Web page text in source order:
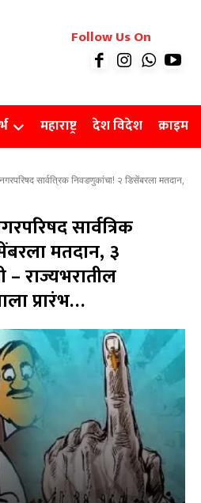
Follow Us On
महाराष्ट्र देश विदेश क्राइम
सार्वत्रिक निवडणुकांचा! २ डिसेंबरला मतदान,
सार्वत्रिक
मतदान, ३
राज्यभरातील
प्रारंभ…